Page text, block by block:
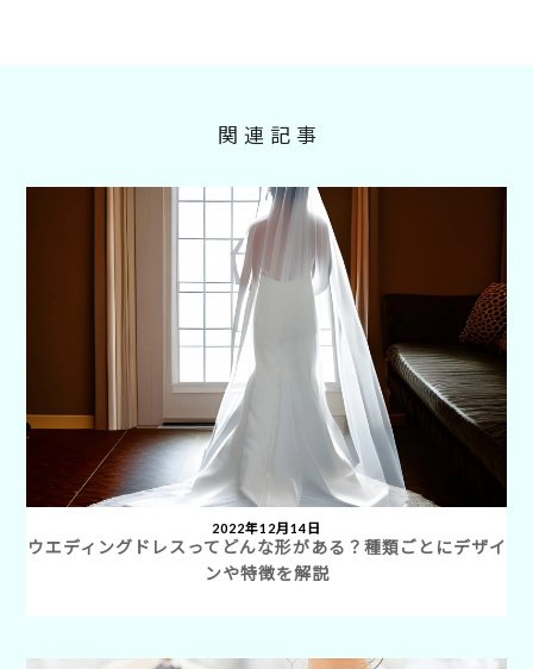
関連記事
2022年12月14日
ウエディングドレスってどんな形がある？種類ごとにデザイ
ンや特徴を解説